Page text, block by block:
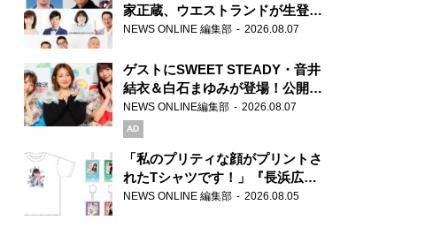
家正蔵、ウエストランドが生登
場！『ラジオビバリー昼ズ』
NEWS ONLINE 編集部 2026.08.07
ゲストにSWEET STEADY・音井
結衣＆白石まゆみが登場！公開収
録で素顔全開！
NEWS ONLINE編集部 2026.08.07
AD
「私のプリティな顔がプリントさ
れたTシャツです！」『長浜広奈
天下無双』初の番組グッズ発売
NEWS ONLINE 編集部 2026.08.05